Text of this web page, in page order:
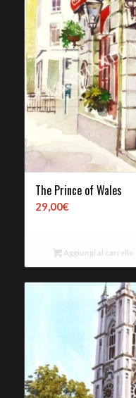
The Prince of Wales
29,00€
Aggiungi al carrello